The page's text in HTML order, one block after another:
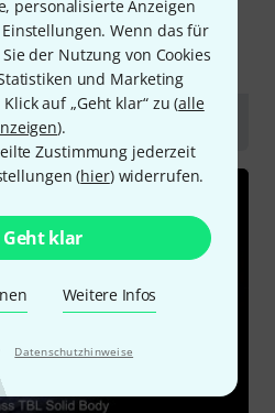
personalisierte Anzeigen
Wenn das für
der Nutzung von Cookies
und Marketing
auf „Geht klar“ zu (alle
).
Zustimmung jederzeit
(hier) widerrufen.
Geht klar
Weitere Infos
Datenschutzhinweise